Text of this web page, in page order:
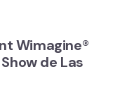
Wimagine®
de Las